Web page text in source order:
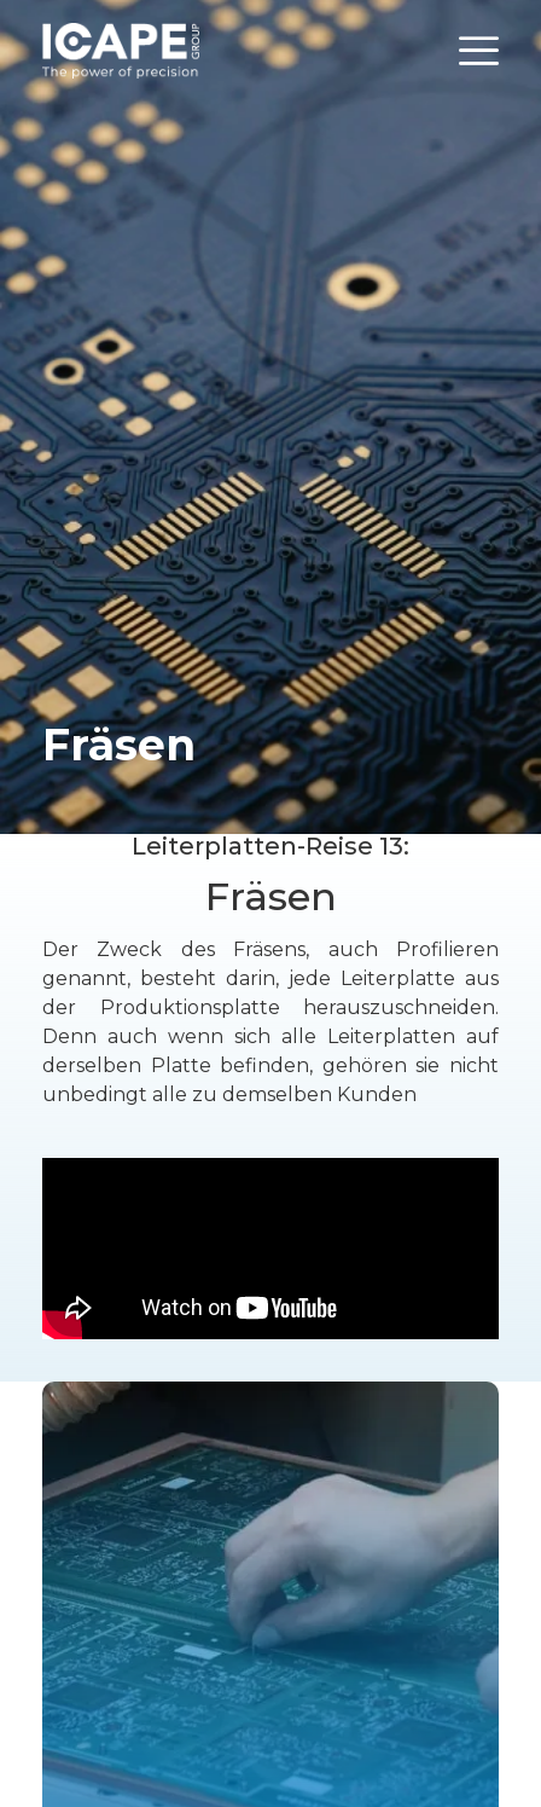
Fräsen
Leiterplatten-Reise 13:
Fräsen
Der Zweck des Fräsens, auch Profilieren
genannt, besteht darin, jede Leiterplatte aus
der Produktionsplatte herauszuschneiden.
Denn auch wenn sich alle Leiterplatten auf
derselben Platte befinden, gehören sie nicht
unbedingt alle zu demselben Kunden